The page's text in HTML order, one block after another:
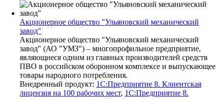
Акционерное общество "Ульяновский механический
завод"
Акционерное общество "Ульяновский механический
завод" (АО "УМЗ") – многопрофильное предприятие,
являющиеся одним из главных производителей средств
ПВО в российском оборонном комплексе и выпускающее
товары народного потребления.
Внедренный продукт: 1С:Предприятие 8. Клиентская
лицензия на 100 рабочих мест, 1С:Предприятие 8.